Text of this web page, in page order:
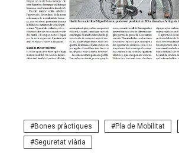
Bones pràctiques Pla de Mobilitat
Seguretat viària